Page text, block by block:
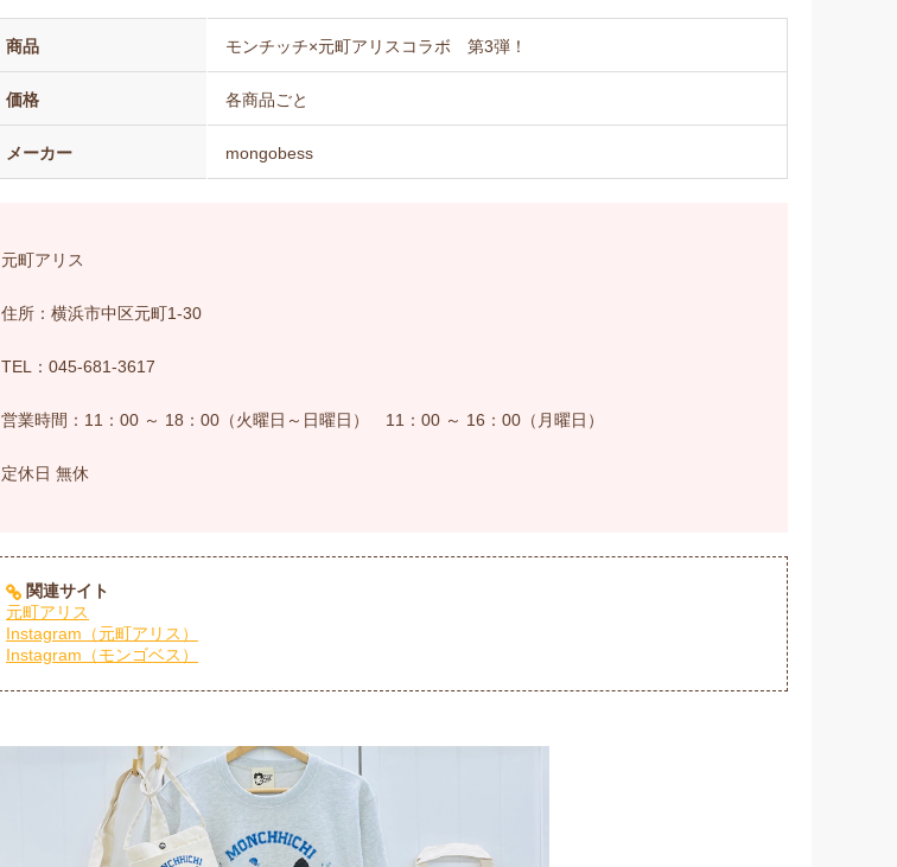
商品 モンチッチ×元町アリスコラボ 第3弾！
価格 各商品ごと
メーカー mongobess
元町アリス
住所：横浜市中区元町1-30
TEL：045-681-3617
営業時間：11：00 ～ 18：00（火曜日～日曜日） 11：00 ～ 16：00（月曜日）
定休日 無休
関連サイト
元町アリス
Instagram（元町アリス）
Instagram（モンゴベス）